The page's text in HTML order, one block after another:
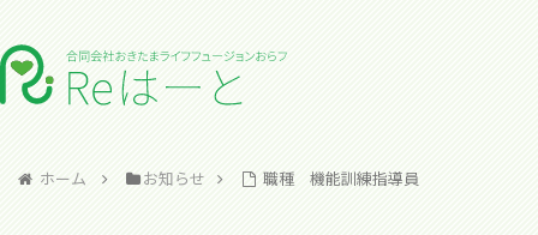
ホーム お知らせ 職種 機能訓練指導員